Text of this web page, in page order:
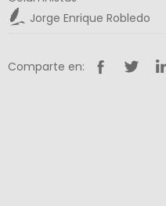
Jorge Enrique Robledo
Comparte en: